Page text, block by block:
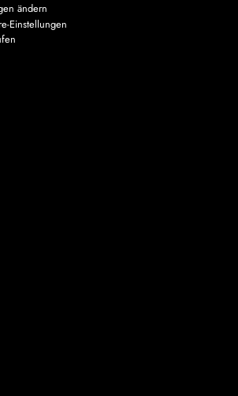
ändern
Einstellungen